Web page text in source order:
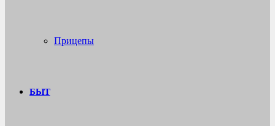
Прицепы
БЫТ